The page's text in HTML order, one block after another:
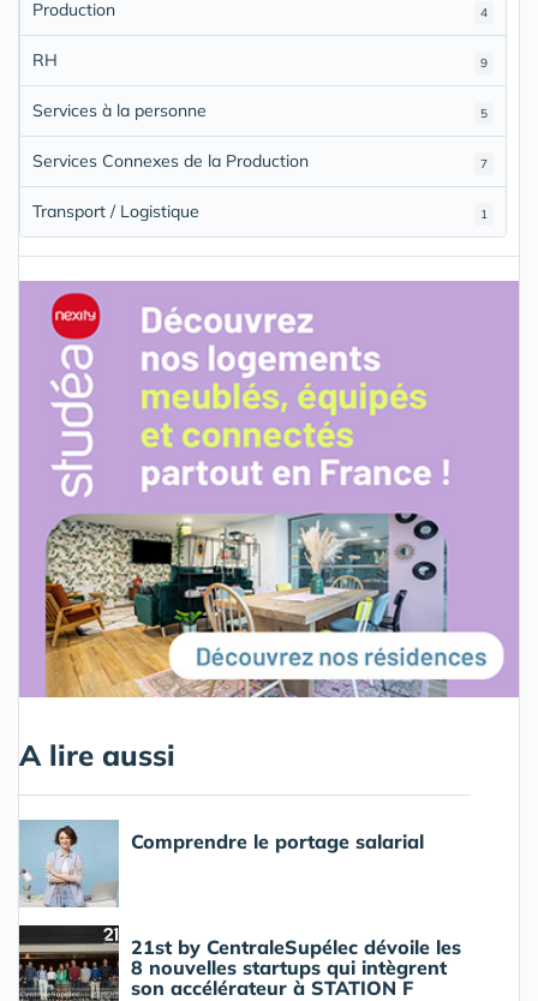
4
Production
9
RH
5
Services à la personne
7
Services Connexes de la Production
1
Transport / Logistique
A lire aussi
Comprendre le portage salarial
21st by CentraleSupélec dévoile les
8 nouvelles startups qui intègrent
son accélérateur à STATION F